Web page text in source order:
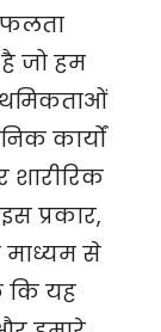
जो हम
कार्यों
प्रकार,
माध्यम से
कि यह